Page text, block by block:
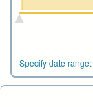
Specify date range: